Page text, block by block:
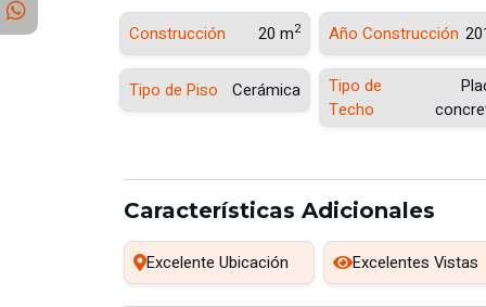
Construcción 20 m2 Año Construcción
Tipo de Piso Cerámica
Tipo de
Techo
Características Adicionales
Excelente Ubicación Excelentes Vistas